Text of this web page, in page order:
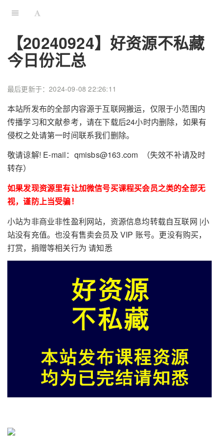
【20240924】好资源不私藏
今日份汇总
最后更新于：2024-09-08 22:26:11
本站所发布的全部内容源于互联网搬运，仅限于小范围内
传播学习和文献参考，请在下载后24小时内删除，如果有
侵权之处请第一时间联系我们删除。
敬请谅解! E-mail：qmisbs@163.com （失效不补请及时
转存）
如果发现资源里有让加微信号买课程买会员之类的全部无
视，谨防上当受骗！
小站为非商业非性盈利网站，资源信息均转载自互联网 |小
站没有充值。也没有售卖会员及 VIP 账号。更没有购买，
打赏，捐赠等相关行为 请知悉